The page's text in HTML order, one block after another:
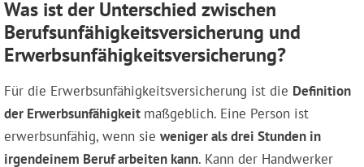
Was ist der Unterschied zwischen
Berufsunfähigkeits­versicherung und
Erwerbsunfähigkeits­versicherung?
Für die Erwerbsunfähigkeitsversicherung ist die Definition
der Erwerbsunfähigkeit maßgeblich. Eine Person ist
erwerbsunfähig, wenn sie weniger als drei Stunden in
irgendeinem Beruf arbeiten kann. Kann der Handwerker